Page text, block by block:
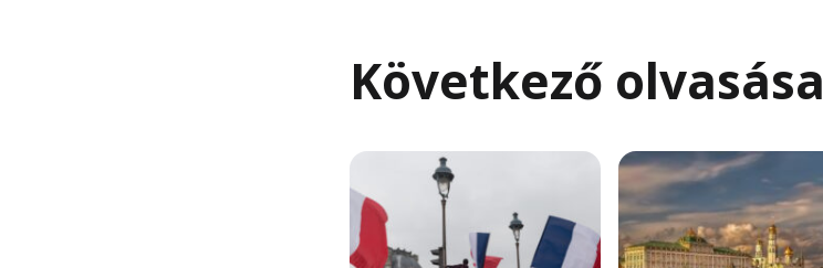
Következő olvasása